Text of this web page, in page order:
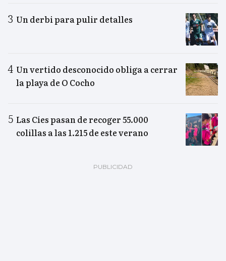
Un derbi para pulir detalles
Un vertido desconocido obliga a cerrar
la playa de O Cocho
Las Cíes pasan de recoger 55.000
colillas a las 1.215 de este verano